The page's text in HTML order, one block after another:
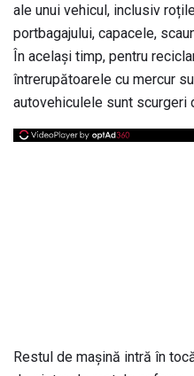
ale unui vehicul, inclusiv
portbagajului, capacele,
În același timp, pentru
întrerupătoarele cu mercur
autovehiculele sunt scurgeri
Restul de mașină intră în